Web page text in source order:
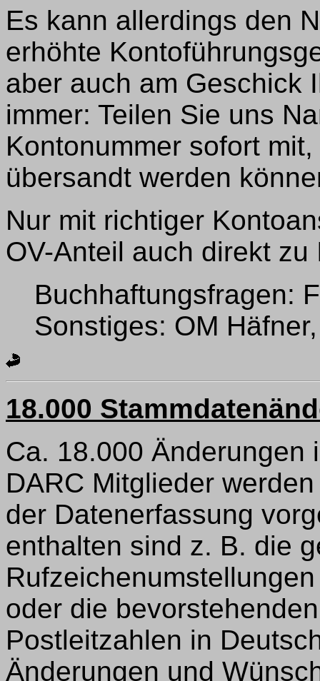
Es kann allerdings den
erhöhte
aber auch am Geschick
immer: Teilen Sie uns
Kontonummer sofort
übersandt werden
Nur mit richtiger
OV-Anteil auch direkt
Buchhaftungsfragen:
Sonstiges: OM
18.000
Ca. 18.000 Änderungen
DARC Mitglieder
der Datenerfassung
enthalten sind z. B. die
oder die
Postleitzahlen in
Änderungen und